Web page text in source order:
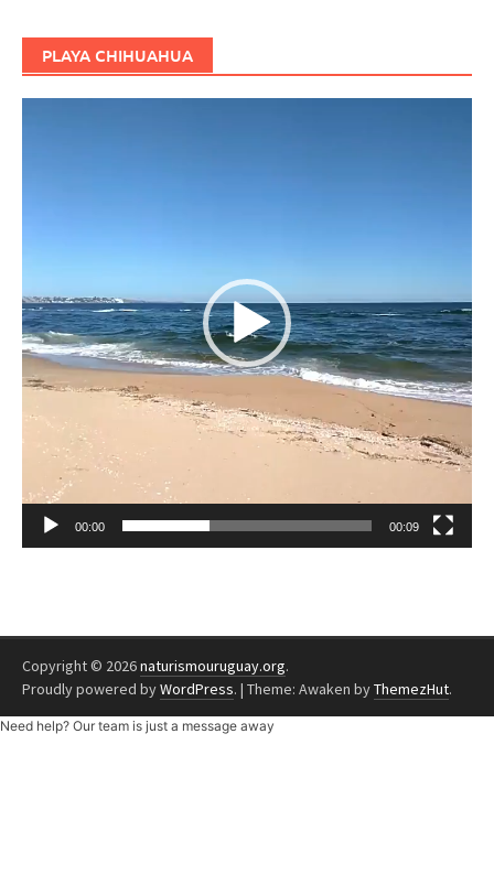
PLAYA CHIHUAHUA
00:00 00:09
Copyright © 2026naturismouruguay.org.
Proudly powered byWordPress. | Theme: Awaken byThemezHut.
Need help? Our team is just a message away